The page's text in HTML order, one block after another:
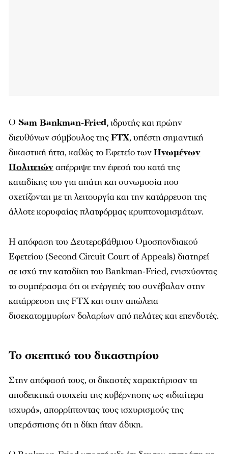
Ο Sam Bankman-Fried,ιδρυτής και πρώην
διευθύνων σύμβουλος τηςFTX, υπέστη σημαντική
δικαστική ήττα, καθώς το Εφετείο τωνΗνωμένων
Πολιτειώναπέρριψε την έφεσή του κατά της
καταδίκης του για απάτη και συνωμοσία που
σχετίζονται με τη λειτουργία και την κατάρρευση της
άλλοτε κορυφαίας πλατφόρμας κρυπτονομισμάτων.
Η απόφαση του Δευτεροβάθμιου Ομοσπονδιακού
Εφετείου (Second Circuit Court of Appeals) διατηρεί
σε ισχύ την καταδίκη του Bankman-Fried, ενισχύοντας
το συμπέρασμα ότι οι ενέργειές του συνέβαλαν στην
κατάρρευση της FTX και στην απώλεια
δισεκατομμυρίων δολαρίων από πελάτες και επενδυτές.
Το σκεπτικό του δικαστηρίου
Στην απόφασή τους, οι δικαστές χαρακτήρισαν τα
αποδεικτικά στοιχεία της κυβέρνησης ως «ιδιαίτερα
ισχυρά», απορρίπτοντας τους ισχυρισμούς της
υπεράσπισης ότι η δίκη ήταν άδικη.